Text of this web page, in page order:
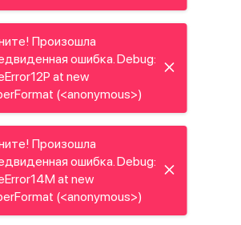
Произошла
ошибка. Debug:
at new
(<anonymous>)
Произошла
ошибка. Debug:
at new
(<anonymous>)